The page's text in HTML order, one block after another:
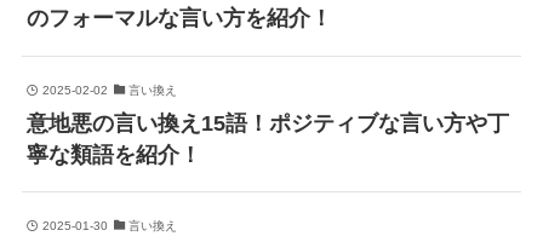
のフォーマルな言い方を紹介！
2025-02-02 言い換え
意地悪の言い換え15語！ポジティブな言い方や丁
寧な類語を紹介！
2025-01-30 言い換え